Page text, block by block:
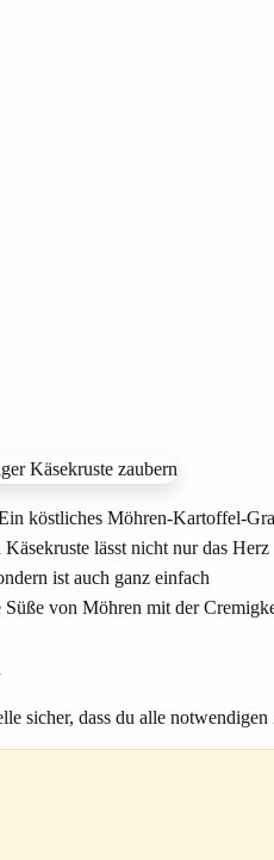
köstliches Möhren-Kartoffel-
lässt nicht nur das Herz
ist auch ganz einfach
von Möhren mit der
sicher, dass du alle notwendigen